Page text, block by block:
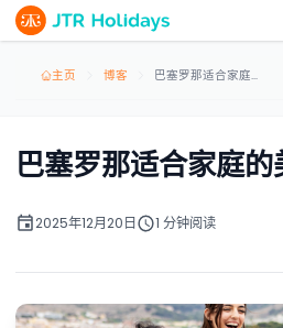
主页 博客 巴塞罗那适合家庭的美食体验
巴塞罗那适合家庭
2025年12月20日 1 分钟阅读